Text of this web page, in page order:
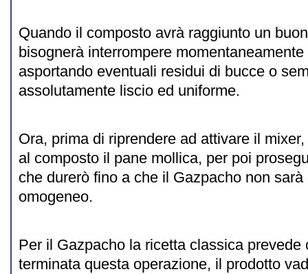
Quando il composto avrà raggiunto un
bisognerà interrompere
asportando eventuali residui di bucce o
assolutamente liscio ed uniforme.
Ora, prima di riprendere ad attivare il
al composto il pane mollica, per poi
che durerò fino a che il Gazpacho non
omogeneo.
Per il Gazpacho la ricetta classica prevede
terminata questa operazione, il prodotto